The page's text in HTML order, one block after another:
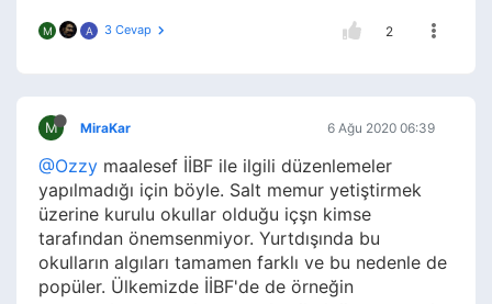
M A 3 Cevap 2
M MiraKar 6 Ağu 2020 06:39
@Ozzy maalesef İİBF ile ilgili düzenlemeler
yapılmadığı için böyle. Salt memur yetiştirmek
üzerine kurulu okullar olduğu içşn kimse
tarafından önemsenmiyor. Yurtdışında bu
okulların algıları tamamen farklı ve bu nedenle de
popüler. Ülkemizde İİBF'de de örneğin